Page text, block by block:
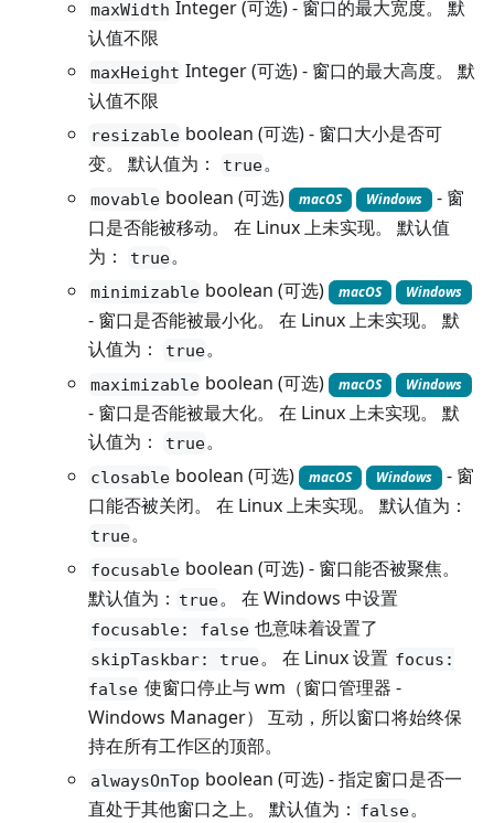
maxWidth Integer (可选) - 窗口的最大宽度。 默
认值不限
maxHeight Integer (可选) - 窗口的最大高度。 默
认值不限
resizable boolean (可选) - 窗口大小是否可
变。 默认值为：
true。
movable boolean (可选) macOS Windows
- 窗
口是否能被移动。 在 Linux 上未实现。 默认值
为：
true。
minimizable boolean (可选) macOS Windows
- 窗口是否能被最小化。 在 Linux 上未实现。 默
认值为：
true。
maximizable boolean (可选) macOS Windows
- 窗口是否能被最大化。 在 Linux 上未实现。 默
认值为：
true。
closable boolean (可选) macOS Windows
- 窗
口能否被关闭。 在 Linux 上未实现。 默认值为：
true。
focusable boolean (可选) - 窗口能否被聚焦。
默认值为： true。 在 Windows 中设置
focusable: false 也意味着设置了
skipTaskbar: true。 在 Linux 设置 focus:
false 使窗口停止与 wm（窗口管理器 -
Windows Manager） 互动，所以窗口将始终保
持在所有工作区的顶部。
alwaysOnTop boolean (可选) - 指定窗口是否一
直处于其他窗口之上。 默认值为： false。